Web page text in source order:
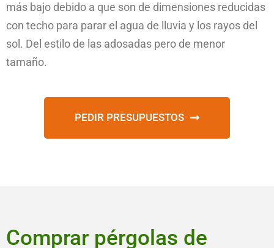
más bajo debido a que son de dimensiones reducidas
con techo para parar el agua de lluvia y los rayos del
sol. Del estilo de las adosadas pero de menor
tamaño.
PEDIR PRESUPUESTOS
Comprar pérgolas de